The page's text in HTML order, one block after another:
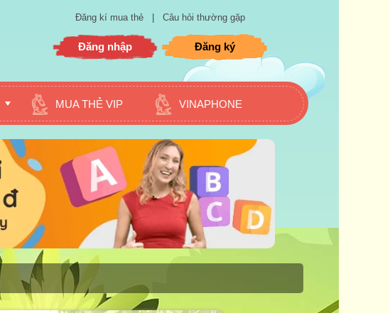
Đăng kí mua thẻ Câu hỏi thường gặp
Đăng nhập Đăng ký
MUA THẺ VIP VINAPHONE